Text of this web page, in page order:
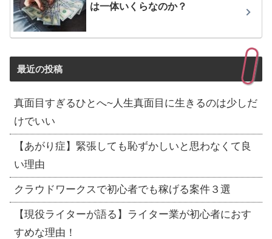
は一体いくらなのか？
最近の投稿
真面目すぎるひとへ~人生真面目に生きるのは少しだ
けでいい
【あがり症】緊張しても恥ずかしいと思わなくて良
い理由
クラウドワークスで初心者でも稼げる案件３選
【現役ライターが語る】ライター業が初心者におす
すめな理由！